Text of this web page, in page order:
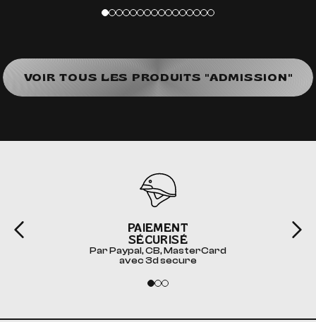
VOIR TOUS LES PRODUITS "ADMISSION"
PAIEMENT
SÉCURISÉ
Par Paypal, CB, MasterCard
avec 3d secure